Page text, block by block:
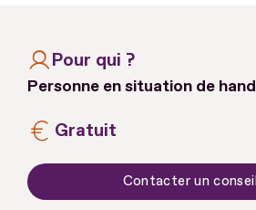
Pour qui ?
Personne en situation de
Gratuit
Contacter un